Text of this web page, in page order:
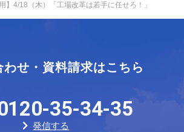
】4/18（木）「工場改革は若手に任せろ！」
わせ・資料請求はこちら
35-34-35
発信する